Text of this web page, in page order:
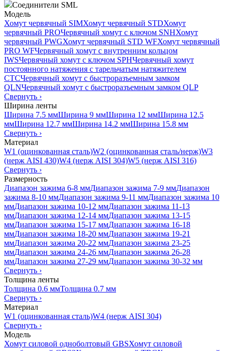
Соединители SML
Модель
Хомут червячный SIMХомут червячный STDХомут
червячный PROЧервячный хомут с ключом SNHХомут
червячный PWGХомут червячный STD WFХомут червячный
PRO WFЧервячный хомут с внутренним кольцом
IWSЧервячный хомут с ключом SPHЧервячный хомут
постоянного натяжения с тарельчатым натяжителем
CTCЧервячный хомут с быстроразъемным замком
QLNЧервячный хомут с быстроразъемным замком QLP
Свернуть ›
Ширина ленты
Ширина 7.5 ммШирина 9 ммШирина 12 ммШирина 12.5
ммШирина 12.7 ммШирина 14.2 ммШирина 15.8 мм
Свернуть ›
Материал
W1 (оцинкованная сталь)W2 (оцинкованная сталь/нерж)W3
(нерж AISI 430)W4 (нерж AISI 304)W5 (нерж AISI 316)
Свернуть ›
Размерность
Диапазон зажима 6-8 ммДиапазон зажима 7-9 ммДиапазон
зажима 8-10 ммДиапазон зажима 9-11 ммДиапазон зажима 10
ммДиапазон зажима 10-12 ммДиапазон зажима 11-13
ммДиапазон зажима 12-14 ммДиапазон зажима 13-15
ммДиапазон зажима 15-17 ммДиапазон зажима 16-18
ммДиапазон зажима 18-20 ммДиапазон зажима 19-21
ммДиапазон зажима 20-22 ммДиапазон зажима 23-25
ммДиапазон зажима 24-26 ммДиапазон зажима 26-28
ммДиапазон зажима 27-29 ммДиапазон зажима 30-32 мм
Свернуть ›
Толщина ленты
Толщина 0.6 ммТолщина 0.7 мм
Свернуть ›
Материал
W1 (оцинкованная сталь)W4 (нерж AISI 304)
Свернуть ›
Модель
Хомут силовой одноболтовый GBSХомут силовой